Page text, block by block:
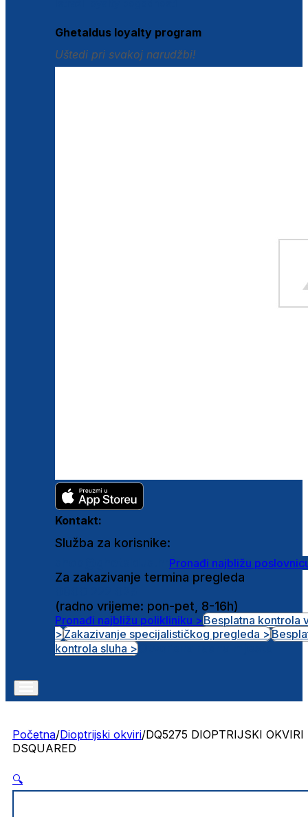
Ghetaldus loyalty program
Uštedi pri svakoj narudžbi!
Kontakt:
Služba za korisnike:
Pronađi najbližu
Za zakazivanje termina pregleda
(radno vrijeme: pon-pet, 8-16h)
Pronađi najbližu polikliniku >Besplatna kontrola
>Zakazivanje specijalističkog pregleda >
kontrola sluha >
Početna/Dioptrijski okviri/DQ5275 DIOPTRIJSKI OKVIRI
DSQUARED
🔍